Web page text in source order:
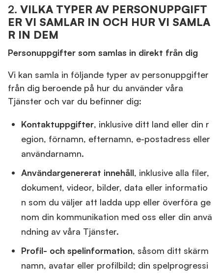
2. VILKA TYPER AV PERSONUPPGIFT
ER VI SAMLAR IN OCH HUR VI SAMLA
R IN DEM
Personuppgifter som samlas in direkt från dig
Vi kan samla in följande typer av personuppgifter
från dig beroende på hur du använder våra
Tjänster och var du befinner dig:
Kontaktuppgifter, inklusive ditt land eller din r
egion, förnamn, efternamn, e-postadress eller
användarnamn.
Användargenererat innehåll, inklusive alla filer,
dokument, videor, bilder, data eller informatio
n som du väljer att ladda upp eller överföra ge
nom din kommunikation med oss eller din anvä
ndning av våra Tjänster.
Profil- och spelinformation, såsom ditt skärm
namn, avatar eller profilbild; din spelprogressi